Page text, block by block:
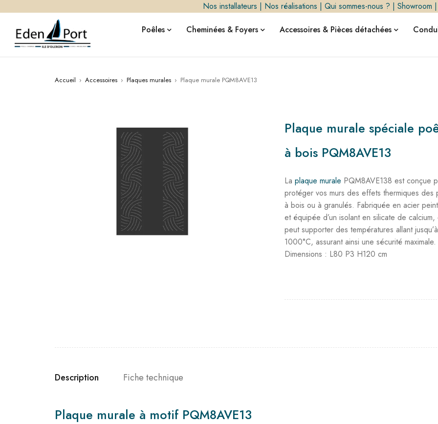
Nos installateurs | Nos réalisations | Qui sommes-nous ? | Showroom |
Poêles Cheminées & Foyers Accessoires & Pièces détachées
Accueil › Accessoires › Plaques murales › Plaque murale PQM8AVE13
Plaque murale spéciale
à bois PQM8AVE13
Laplaque murale PQM8AVE138 est conçue
protéger vos murs des effets thermiques des
à bois ou à granulés. Fabriquée en acier
et équipée d’un isolant en silicate de calcium,
peut supporter des températures allant jusqu’à
1000°C, assurant ainsi une sécurité maximale.
Dimensions : L80 P3 H120 cm
Description Fiche technique
Plaque murale à motif PQM8AVE13